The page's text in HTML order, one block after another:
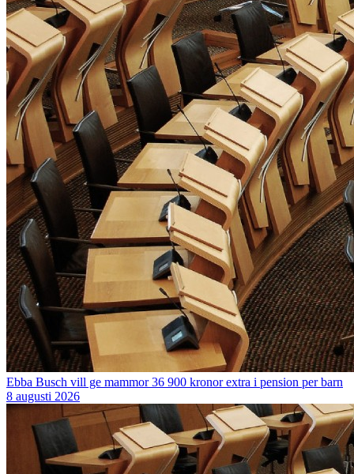
Ebba Busch vill ge mammor 36 900 kronor extra i pension per barn
8 augusti 2026